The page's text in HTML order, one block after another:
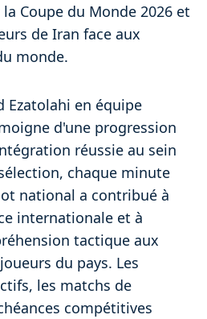
Coupe du Monde 2026 et
de Iran face aux
monde.
Ezatolahi en équipe
d'une progression
réussie au sein
chaque minute
national a contribué à
internationale et à
tactique aux
du pays. Les
les matchs de
compétitives